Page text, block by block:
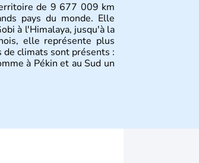
de 9 677 009 km
pays du monde. Elle
à l'Himalaya, jusqu'à la
elle représente plus
climats sont présents :
à Pékin et au Sud un